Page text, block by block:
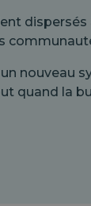
nouveau
quand la